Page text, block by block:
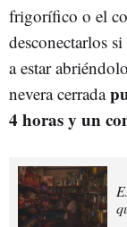
frigorífico o el
desconectarlos
a estar
nevera cerrada
4 horas y un